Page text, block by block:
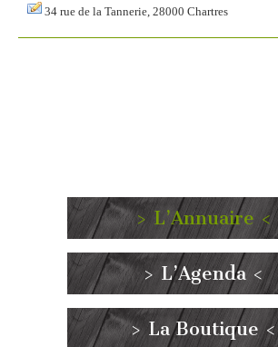
34 rue de la Tannerie, 28000 Chartres
> L’Annuaire <
> L’Agenda <
> La Boutique <